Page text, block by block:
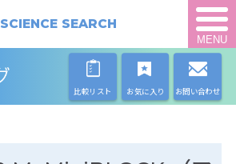
SCIENCE SEARCH
MENU
比較リスト お気に入り お問い合わせ